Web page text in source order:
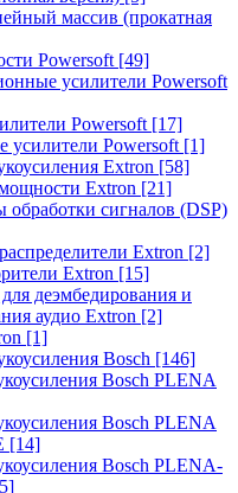
массив (прокатная
Powersoft [49]
усилители Powersoft
Powersoft [17]
усилители Powersoft [1]
Extron [58]
Extron [21]
обработки сигналов (DSP)
Extron [2]
Extron [15]
деэмбедирования и
аудио Extron [2]
[1]
Bosch [146]
Bosch PLENA
Bosch PLENA
[14]
Bosch PLENA-